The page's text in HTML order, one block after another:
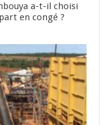
a-t-il choisi
en congé ?